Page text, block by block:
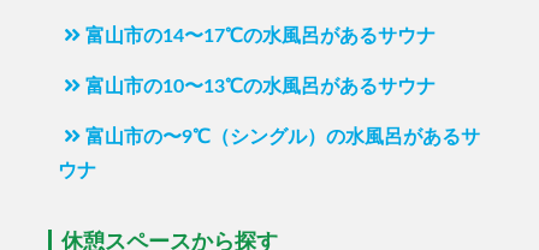
富山市の14〜17℃の水風呂があるサウナ
富山市の10〜13℃の水風呂があるサウナ
富山市の〜9℃（シングル）の水風呂があるサ
ウナ
休憩スペースから探す